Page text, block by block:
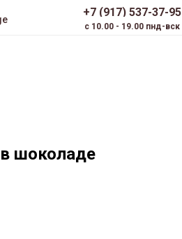
+7 (917) 537-37-95
c 10.00 - 19.00 пнд-вск
шоколаде